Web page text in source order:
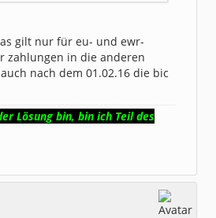
gilt nur für eu- und ewr-
zahlungen in die anderen
nach dem 01.02.16 die bic
Lösung bin, bin ich Teil des